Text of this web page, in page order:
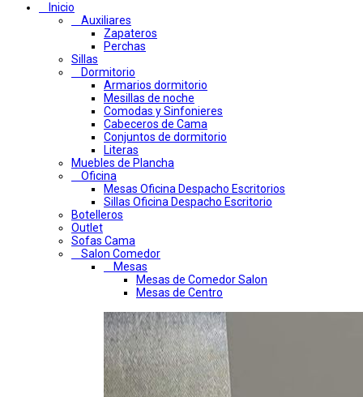
Inicio
Auxiliares
Zapateros
Perchas
Sillas
Dormitorio
Armarios dormitorio
Mesillas de noche
Comodas y Sinfonieres
Cabeceros de Cama
Conjuntos de dormitorio
Literas
Muebles de Plancha
Oficina
Mesas Oficina Despacho Escritorios
Sillas Oficina Despacho Escritorio
Botelleros
Outlet
Sofas Cama
Salon Comedor
Mesas
Mesas de Comedor Salon
Mesas de Centro